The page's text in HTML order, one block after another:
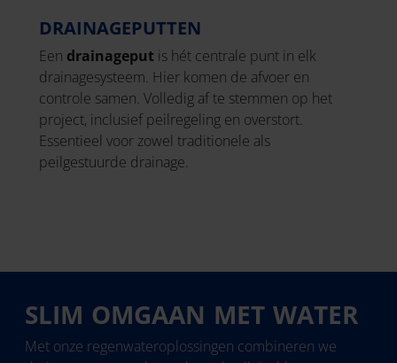
DRAINAGEPUTTEN
Een drainageput is hét centrale punt in elk
drainagesysteem. Hier komen de afvoer en
controle samen. Volledig af te stemmen op het
project, inclusief peilregeling en overstort.
Essentieel voor zowel traditionele als
peilgestuurde drainage.
SLIM OMGAAN MET WATER
Met onze regenwateroplossingen combineren we